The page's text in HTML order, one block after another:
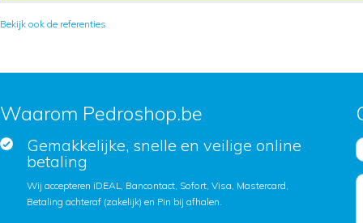
Bekijk ook de referenties
Waarom Pedroshop.be
Gemakkelijke, snelle en veilige online
betaling
Wij accepteren iDEAL, Bancontact, Sofort, Visa, Mastercard,
Betaling achteraf (zakelijk) en Pin bij afhalen.